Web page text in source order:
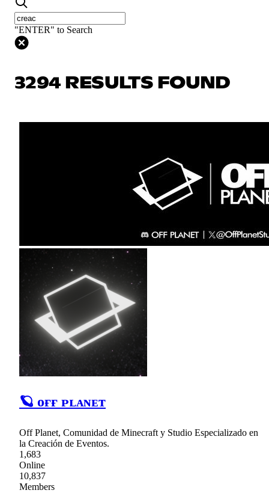
"ENTER" to Search
3294 RESULTS FOUND
🪐 ᴏғғ ᴘʟᴀɴᴇᴛ
Off Planet, Comunidad de Minecraft y Studio Especializado en
la Creación de Eventos.
1,683
Online
10,837
Members